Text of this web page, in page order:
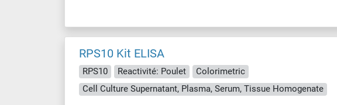
RPS10 Kit ELISA
RPS10 Reactivité: Poulet
Colorimetric
Cell Culture Supernatant, Plasma, Serum, Tissue Homogenate